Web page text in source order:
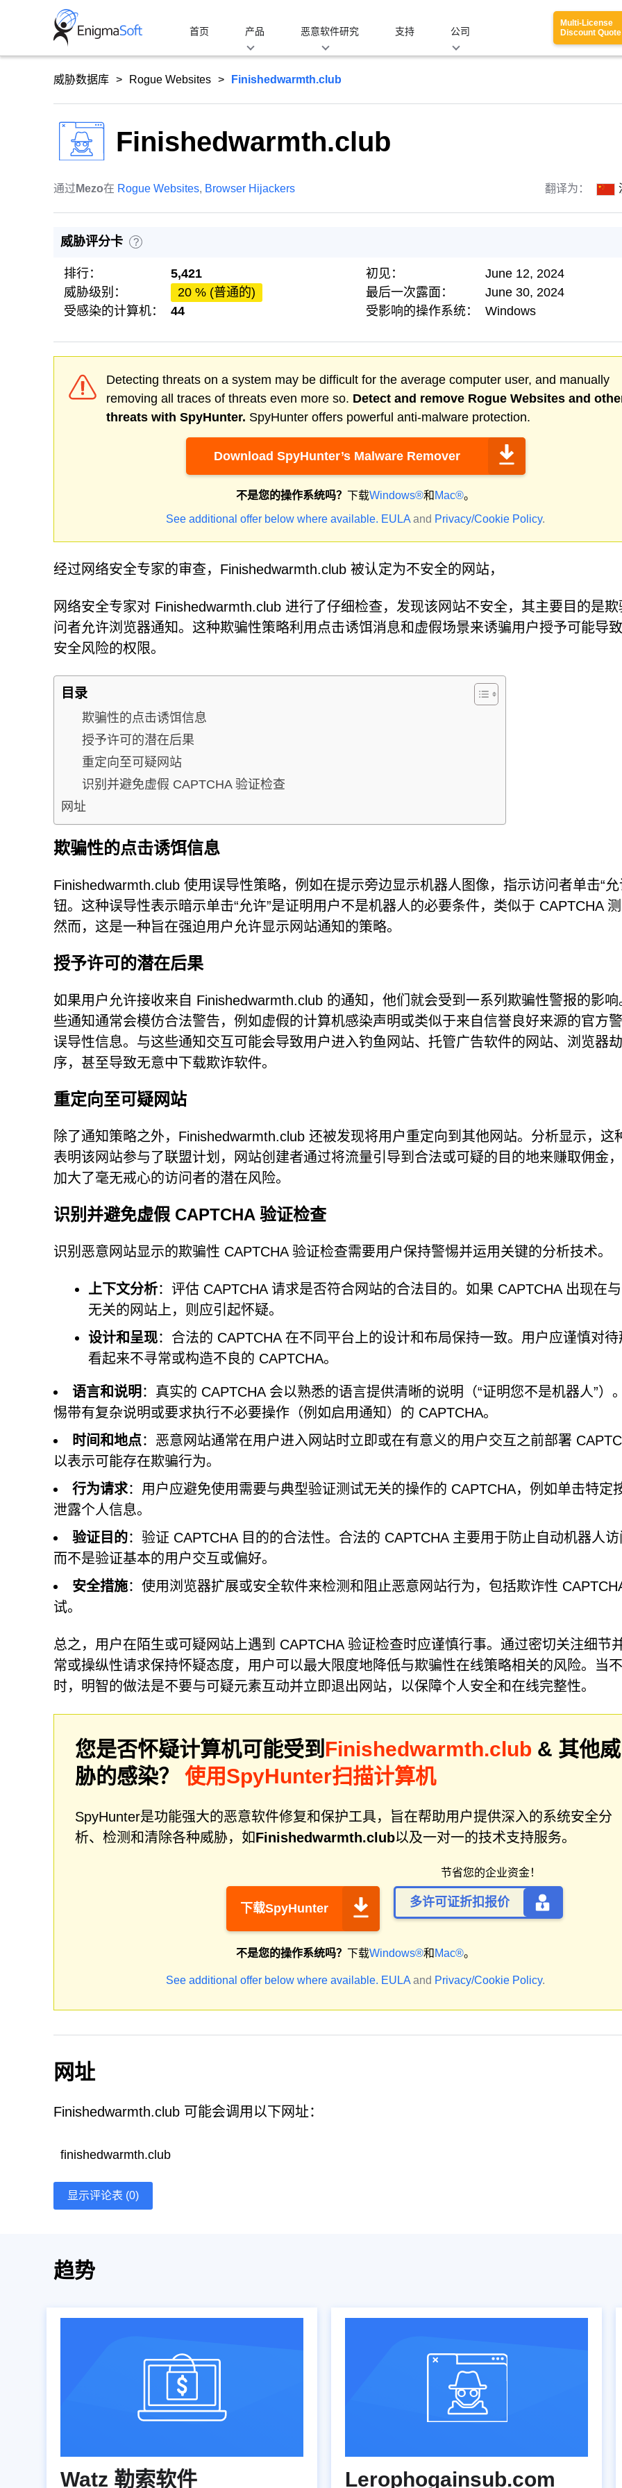
首页 产品 恶意软件研究 支持 公司
Multi-License
Discount Quote
威胁数据库 Rogue Websites Finishedwarmth.club
Finishedwarmth.club
通过 Mezo在 Rogue Websites, Browser Hijackers 翻译为：
威胁评分卡 ?
排行：
5,421
威胁级别：
20 % (普通的)
受感染的计算机：
44
初见：
June 12, 2024
最后一次露面：
June 30, 2024
受影响的操作系统：
Windows
Detecting threats on a system may be difficult for the average computer user, and manually
removing all traces of threats even more so. Detect and remove Rogue Websites and
threats with SpyHunter. SpyHunter offers powerful anti-malware protection.
Download SpyHunter’s Malware Remover
不是您的操作系统吗？ 下载Windows®和 Mac®。
See additional offer below where available. EULA and Privacy/Cookie Policy.
经过网络安全专家的审查，Finishedwarmth.club 被认定为不安全的网站，
网络安全专家对 Finishedwarmth.club 进行了仔细检查，发现该网站不安全，其主要目的是欺
问者允许浏览器通知。这种欺骗性策略利用点击诱饵消息和虚假场景来诱骗用户授予可能导
安全风险的权限。
目录
欺骗性的点击诱饵信息
授予许可的潜在后果
重定向至可疑网站
识别并避免虚假 CAPTCHA 验证检查
网址
欺骗性的点击诱饵信息
Finishedwarmth.club 使用误导性策略，例如在提示旁边显示机器人图像，指示访问者单击“允
钮。这种误导性表示暗示单击“允许”是证明用户不是机器人的必要条件，类似于 CAPTCHA 测
然而，这是一种旨在强迫用户允许显示网站通知的策略。
授予许可的潜在后果
如果用户允许接收来自 Finishedwarmth.club 的通知，他们就会受到一系列欺骗性警报的影响
些通知通常会模仿合法警告，例如虚假的计算机感染声明或类似于来自信誉良好来源的官方
误导性信息。与这些通知交互可能会导致用户进入钓鱼网站、托管广告软件的网站、浏览器
序，甚至导致无意中下载欺诈软件。
重定向至可疑网站
除了通知策略之外，Finishedwarmth.club 还被发现将用户重定向到其他网站。分析显示，这
表明该网站参与了联盟计划，网站创建者通过将流量引导到合法或可疑的目的地来赚取佣金
加大了毫无戒心的访问者的潜在风险。
识别并避免虚假 CAPTCHA 验证检查
识别恶意网站显示的欺骗性 CAPTCHA 验证检查需要用户保持警惕并运用关键的分析技术。
上下文分析：评估 CAPTCHA 请求是否符合网站的合法目的。如果 CAPTCHA 出现在
无关的网站上，则应引起怀疑。
设计和呈现：合法的 CAPTCHA 在不同平台上的设计和布局保持一致。用户应谨慎对待
看起来不寻常或构造不良的 CAPTCHA。
语言和说明 ：真实的 CAPTCHA 会以熟悉的语言提供清晰的说明（“证明您不是机器人”）
惕带有复杂说明或要求执行不必要操作（例如启用通知）的 CAPTCHA。
时间和地点：恶意网站通常在用户进入网站时立即或在有意义的用户交互之前部署
以表示可能存在欺骗行为。
行为请求：用户应避免使用需要与典型验证测试无关的操作的 CAPTCHA，例如单击特定
泄露个人信息。
验证目的：验证 CAPTCHA 目的的合法性。合法的 CAPTCHA 主要用于防止自动机器人访
而不是验证基本的用户交互或偏好。
安全措施：使用浏览器扩展或安全软件来检测和阻止恶意网站行为，包括欺诈性
试。
总之，用户在陌生或可疑网站上遇到 CAPTCHA 验证检查时应谨慎行事。通过密切关注细节
常或操纵性请求保持怀疑态度，用户可以最大限度地降低与欺骗性在线策略相关的风险。当
时，明智的做法是不要与可疑元素互动并立即退出网站，以保障个人安全和在线完整性。
您是否怀疑计算机可能受到 Finishedwarmth.club & 其他威
胁的感染？ 使用SpyHunter扫描计算机
SpyHunter是功能强大的恶意软件修复和保护工具，旨在帮助用户提供深入的系统安全分
析、检测和清除各种威胁，如Finishedwarmth.club以及一对一的技术支持服务。
下载SpyHunter
节省您的企业资金！
多许可证折扣报价
不是您的操作系统吗？ 下载Windows®和 Mac®。
See additional offer below where available. EULA and Privacy/Cookie Policy.
网址
Finishedwarmth.club 可能会调用以下网址：
finishedwarmth.club
显示评论表 (0)
趋势
Watz 勒索软件 Lerophogainsub.com